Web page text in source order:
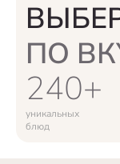
ПО
240+
уникальных
блюд